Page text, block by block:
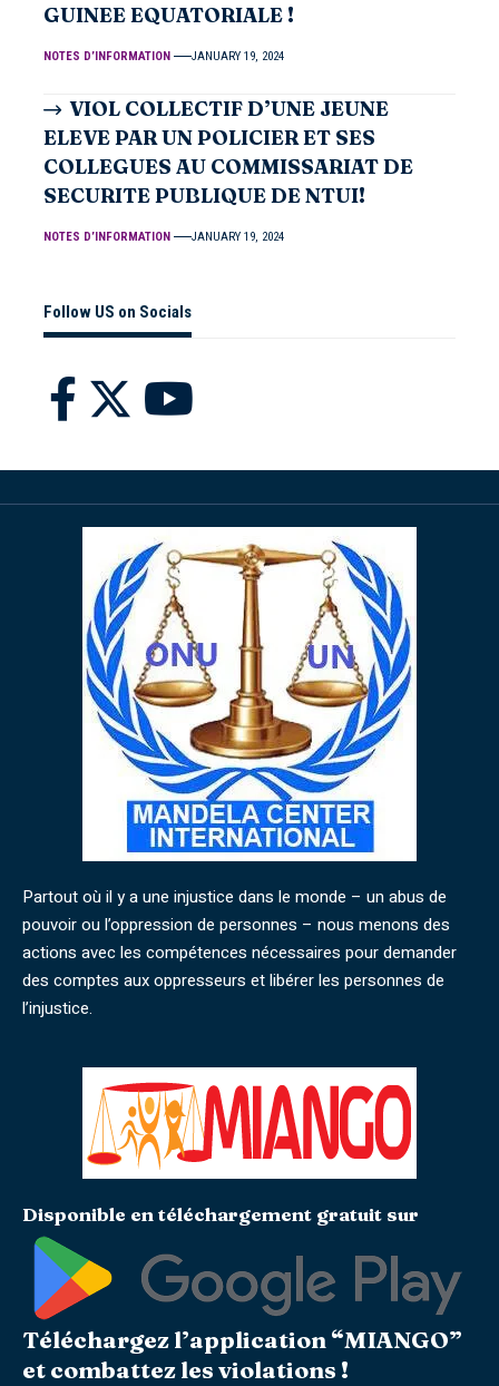
GUINEE EQUATORIALE !
NOTES D’INFORMATION JANUARY 19, 2024
VIOL COLLECTIF D’UNE JEUNE
ELEVE PAR UN POLICIER ET SES
COLLEGUES AU COMMISSARIAT DE
SECURITE PUBLIQUE DE NTUI!
NOTES D’INFORMATION JANUARY 19, 2024
Follow US on Socials
Partout où il y a une injustice dans le monde – un abus de
pouvoir ou l’oppression de personnes – nous menons des
actions avec les compétences nécessaires pour demander
des comptes aux oppresseurs et libérer les personnes de
l’injustice.
Disponible en téléchargement gratuit sur
Téléchargez l’application “MIANGO”
et combattez les violations !